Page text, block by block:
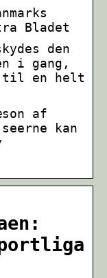
Bladet
den
i gang,
til en helt
af
kan